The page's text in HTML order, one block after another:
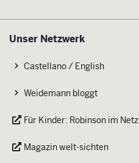
Unser Netzwerk
Castellano / English
Weidemann bloggt
Für Kinder: Robinson im Netz
Magazin welt-sichten